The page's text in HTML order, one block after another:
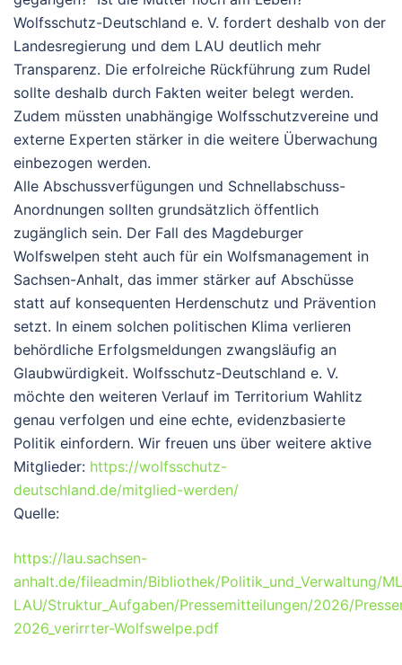
Wolfsschutz-Deutschland e. V. fordert deshalb von der
Landesregierung und dem LAU deutlich mehr
Transparenz. Die erfolreiche Rückführung zum Rudel
sollte deshalb durch Fakten weiter belegt werden.
Zudem müssten unabhängige Wolfsschutzvereine und
externe Experten stärker in die weitere Überwachung
einbezogen werden.
Alle Abschussverfügungen und Schnellabschuss-
Anordnungen sollten grundsätzlich öffentlich
zugänglich sein. Der Fall des Magdeburger
Wolfswelpen steht auch für ein Wolfsmanagement in
Sachsen-Anhalt, das immer stärker auf Abschüsse
statt auf konsequenten Herdenschutz und Prävention
setzt. In einem solchen politischen Klima verlieren
behördliche Erfolgsmeldungen zwangsläufig an
Glaubwürdigkeit. Wolfsschutz-Deutschland e. V.
möchte den weiteren Verlauf im Territorium Wahlitz
genau verfolgen und eine echte, evidenzbasierte
Politik einfordern. Wir freuen uns über weitere aktive
Mitglieder: https://wolfsschutz-
deutschland.de/mitglied-werden/
Quelle:
https://lau.sachsen-
anhalt.de/fileadmin/Bibliothek/Politik_und_Verwaltung/
LAU/Struktur_Aufgaben/Pressemitteilungen/2026/
2026_verirrter-Wolfswelpe.pdf